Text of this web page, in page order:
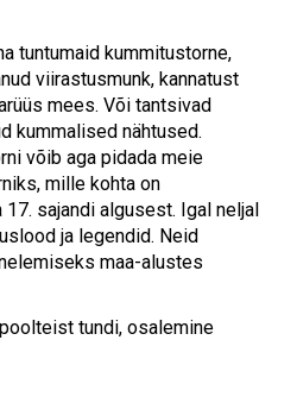
tuntumaid kummitustorne,
viirastusmunk, kannatust
mees. Või tantsivad
kummalised nähtused.
võib aga pidada meie
mille kohta on
sajandi algusest. Igal neljal
ja legendid. Neid
maa-alustes
tundi, osalemine